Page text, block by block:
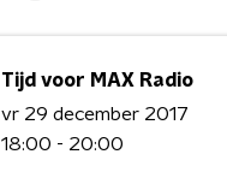
Tijd voor MAX Radio
vr 29 december 2017
18:00 - 20:00